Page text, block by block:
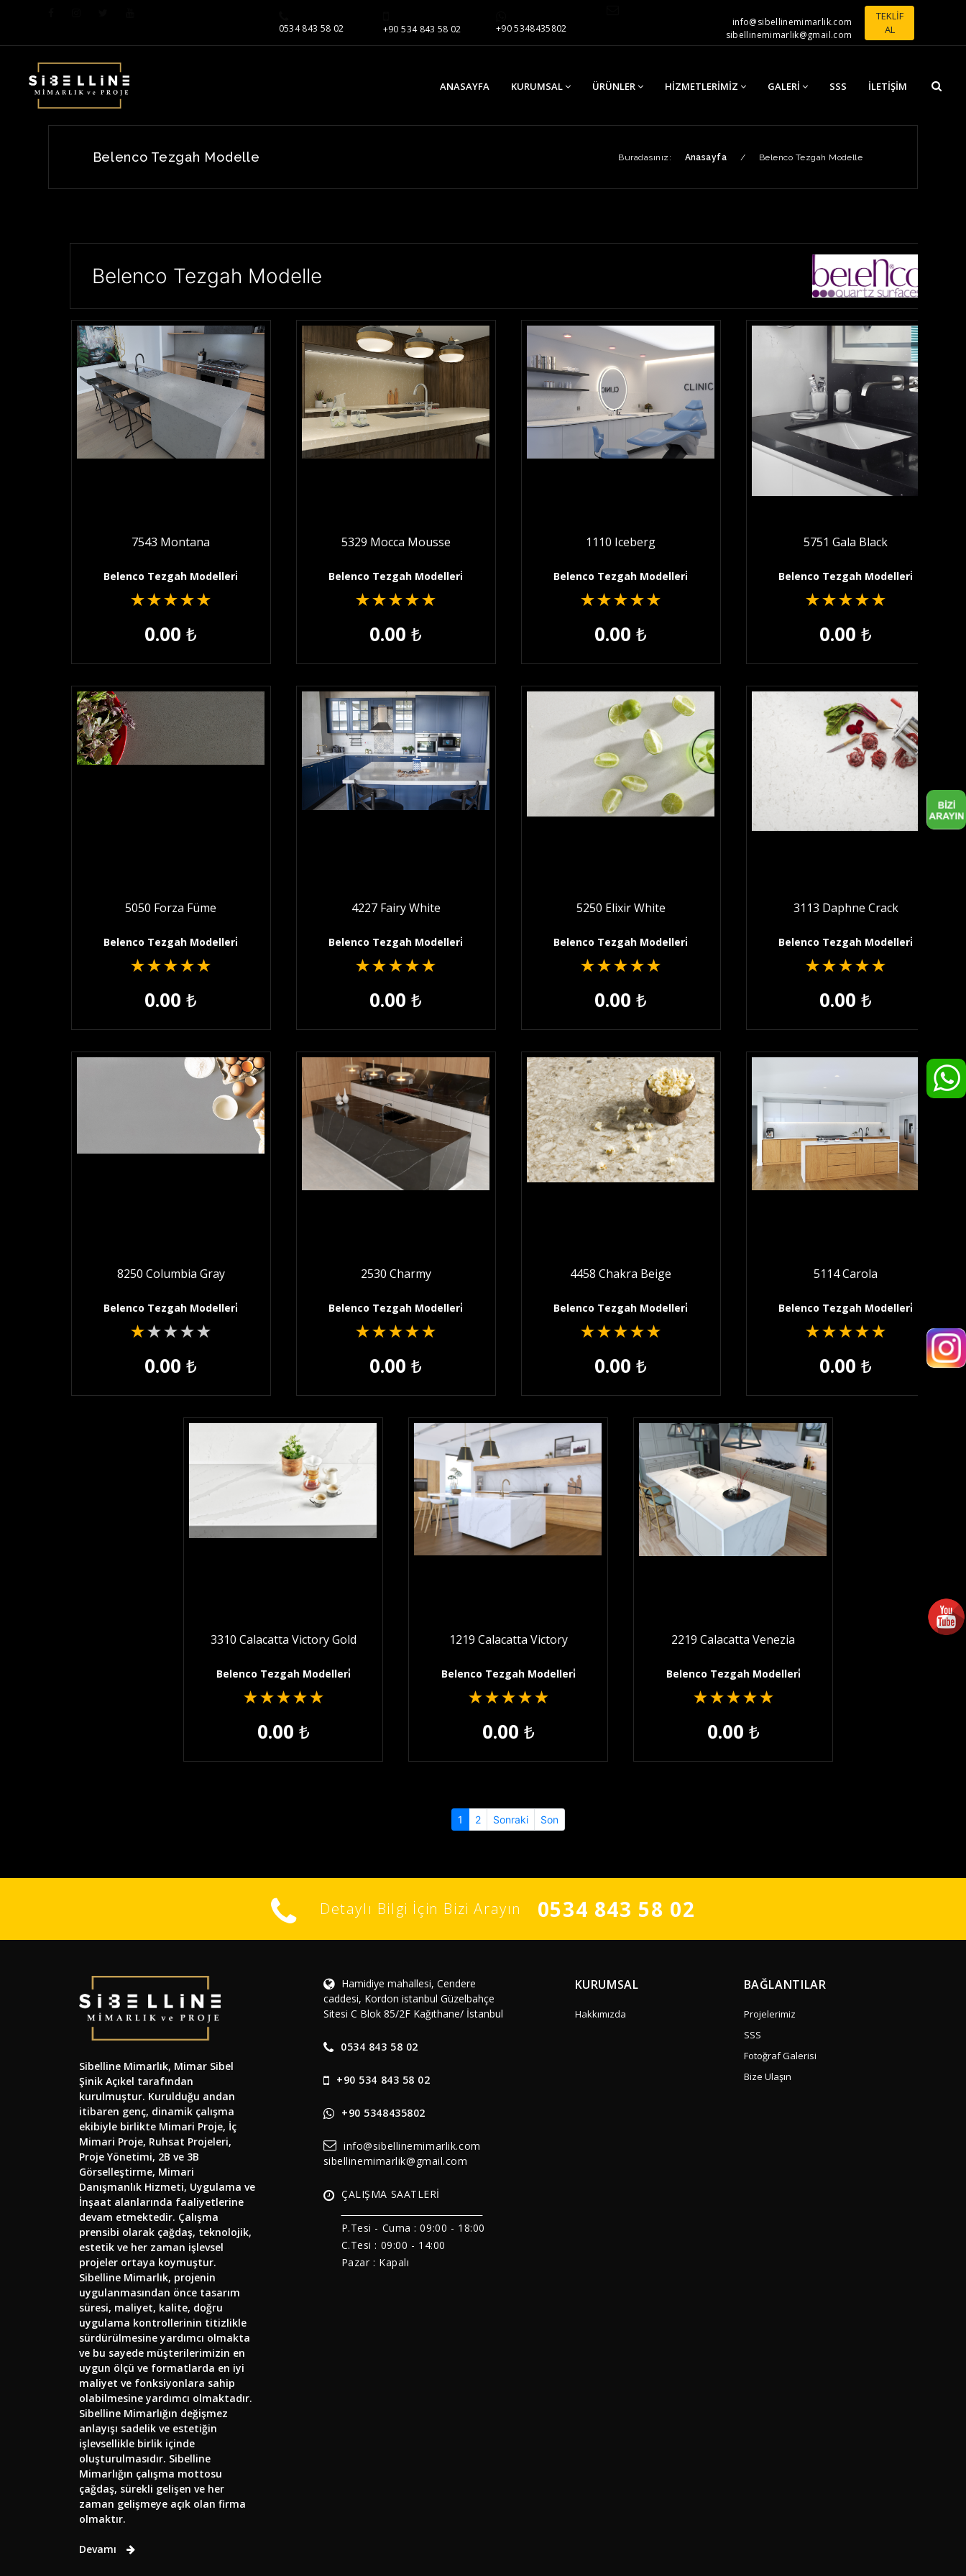
0534 843 58 02 +90 534 843 58 02 +90 5348435802
info@sibellinemimarlik.com
sibellinemimarlik@gmail.com
TEKLİF
AL
ANASAYFA KURUMSAL ÜRÜNLER HIZMETLERIMIZ GALERI SSS İLETIŞIM
Belenco Tezgah Modelle Buradasınız: Anasayfa / Belenco Tezgah Modelle
Belenco Tezgah Modelle
7543 Montana
Belenco Tezgah Modelleri̇
★★★★★
0.00₺
5329 Mocca Mousse
Belenco Tezgah Modelleri̇
★★★★★
0.00₺
1110 Iceberg
Belenco Tezgah Modelleri̇
★★★★★
0.00₺
5751 Gala Black
Belenco Tezgah Modelleri̇
★★★★★
0.00₺
5050 Forza Füme
Belenco Tezgah Modelleri̇
★★★★★
0.00₺
4227 Fairy White
Belenco Tezgah Modelleri̇
★★★★★
0.00₺
5250 Elixir White
Belenco Tezgah Modelleri̇
★★★★★
0.00₺
3113 Daphne Crack
Belenco Tezgah Modelleri̇
★★★★★
0.00₺
8250 Columbia Gray
Belenco Tezgah Modelleri̇
★★★★★
0.00₺
2530 Charmy
Belenco Tezgah Modelleri̇
★★★★★
0.00₺
4458 Chakra Beige
Belenco Tezgah Modelleri̇
★★★★★
0.00₺
5114 Carola
Belenco Tezgah Modelleri̇
★★★★★
0.00₺
3310 Calacatta Victory Gold
Belenco Tezgah Modelleri̇
★★★★★
0.00 ₺
1219 Calacatta Victory
Belenco Tezgah Modelleri̇
★★★★★
0.00 ₺
2219 Calacatta Venezia
Belenco Tezgah Modelleri̇
★★★★★
0.00 ₺
1 (current)
2 Sonraki Son
Detaylı Bilgi İçin Bizi Arayın 0534 843 58 02
Sibelline Mimarlık, Mimar Sibel
Şinik Açıkel tarafından
kurulmuştur. Kurulduğu andan
itibaren genç, dinamik çalışma
ekibiyle birlikte Mimari Proje, İç
Mimari Proje, Ruhsat Projeleri,
Proje Yönetimi, 2B ve 3B
Görselleştirme, Mimari
Danışmanlık Hizmeti, Uygulama ve
İnşaat alanlarında faaliyetlerine
devam etmektedir. Çalışma
prensibi olarak çağdaş, teknolojik,
estetik ve her zaman işlevsel
projeler ortaya koymuştur.
Sibelline Mimarlık, projenin
uygulanmasından önce tasarım
süresi, maliyet, kalite, doğru
uygulama kontrollerinin titizlikle
sürdürülmesine yardımcı olmakta
ve bu sayede müşterilerimizin en
uygun ölçü ve formatlarda en iyi
maliyet ve fonksiyonlara sahip
olabilmesine yardımcı olmaktadır.
Sibelline Mimarlığın değişmez
anlayışı sadelik ve estetiğin
işlevsellikle birlik içinde
oluşturulmasıdır. Sibelline
Mimarlığın çalışma mottosu
çağdaş, sürekli gelişen ve her
zaman gelişmeye açık olan firma
olmaktır.
Devamı
Hamidiye mahallesi, Cendere
caddesi, Kordon istanbul Güzelbahçe
Sitesi C Blok 85/2F Kağıthane/ İstanbul
0534 843 58 02
+90 534 843 58 02
+90 5348435802
info@sibellinemimarlik.com
sibellinemimarlik@gmail.com
ÇALIŞMA SAATLERİ
P.Tesi - Cuma : 09:00 - 18:00
C.Tesi : 09:00 - 14:00
Pazar : Kapalı
KURUMSAL
Hakkımızda
BAĞLANTILAR
Projelerimiz
SSS
Fotoğraf Galerisi
Bize Ulaşın